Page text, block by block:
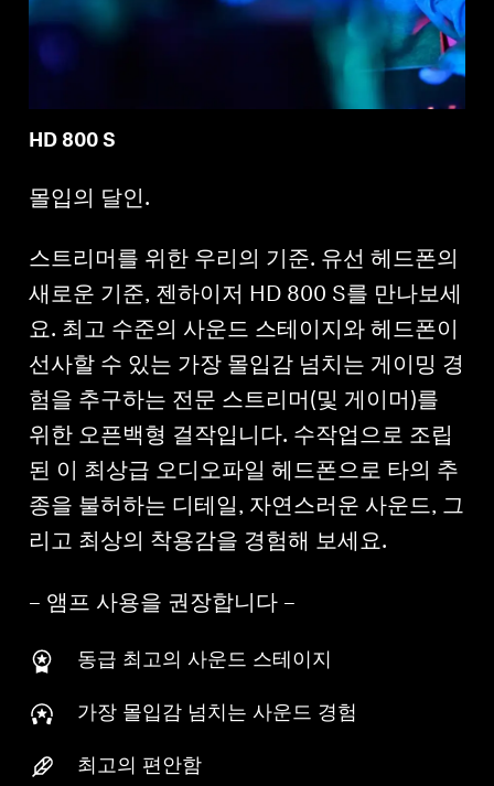
HD 800 S
몰입의 달인.
스트리머를 위한 우리의 기준. 유선 헤드폰의
새로운 기준, 젠하이저 HD 800 S를 만나보세
요. 최고 수준의 사운드 스테이지와 헤드폰이
선사할 수 있는 가장 몰입감 넘치는 게이밍 경
험을 추구하는 전문 스트리머(및 게이머)를
위한 오픈백형 걸작입니다. 수작업으로 조립
된 이 최상급 오디오파일 헤드폰으로 타의 추
종을 불허하는 디테일, 자연스러운 사운드, 그
리고 최상의 착용감을 경험해 보세요.
– 앰프 사용을 권장합니다 –
동급 최고의 사운드 스테이지
가장 몰입감 넘치는 사운드 경험
최고의 편안함